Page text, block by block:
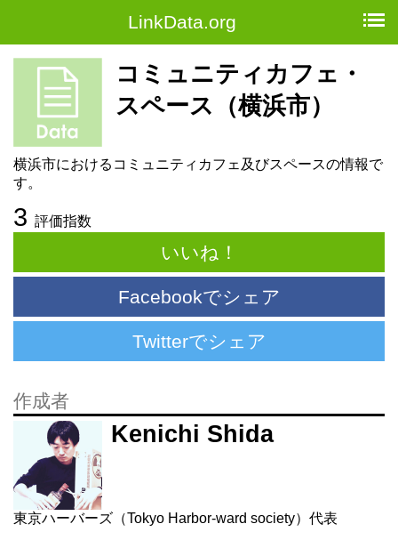
LinkData.org
コミュニティカフェ・
スペース（横浜市）
横浜市におけるコミュニティカフェ及びスペースの情報で
す。
3 評価指数
いいね！
Facebookでシェア
Twitterでシェア
作成者
Kenichi Shida
東京ハーバーズ（Tokyo Harbor-ward society）代表